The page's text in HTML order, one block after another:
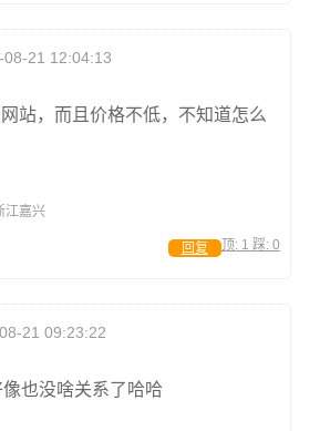
08-21 12:04:13
站，而且价格不低，不知道怎么
江嘉兴
顶: 1 踩: 0
回复
21 09:23:22
也没啥关系了哈哈